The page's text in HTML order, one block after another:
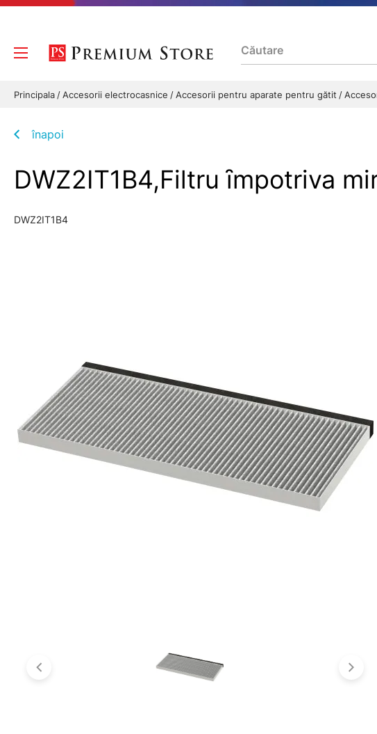
Principala Accesorii electrocasnice Accesorii pentru aparate pentru gătit
înapoi
DWZ2IT1B4,Filtru ȋmpotriva
DWZ2IT1B4